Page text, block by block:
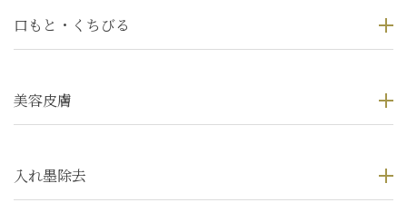
口もと・くちびる
美容皮膚
入れ墨除去